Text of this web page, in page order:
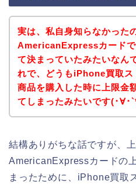
実は、私自身知らなかった
AmericanExpressカードで
て決まっていたみたいなん
れで、どうもiPhone買取ス
商品を購入した時に上限金
てしまったみたいです(･∀･
結構ありがちな話ですが、
AmericanExpressカードの
まったために、iPhone買取